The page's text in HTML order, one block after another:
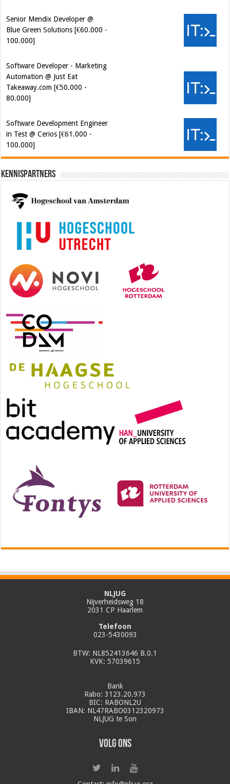
Software Developer - Marketing
80.000]
Software Development Engineer
Kennispartners
NLJUG
Nijverheidsweg 18
2031 CP Haarlem
Telefoon
023-5430093
BTW: NL852413646 B.0.1
KVK: 57039615
Bank
Rabo: 3123.20.973
BIC: RABONL2U
IBAN: NL47RABO0312320973
NLJUG te Son
Volg ons